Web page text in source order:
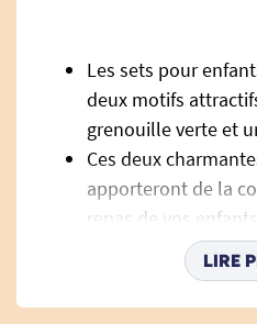
Les sets pour
deux motifs
grenouille verte et
Ces deux
apporteront de la
repas de vos
stabilité et la prise
accidents ou un
Tout comme les
LIRE